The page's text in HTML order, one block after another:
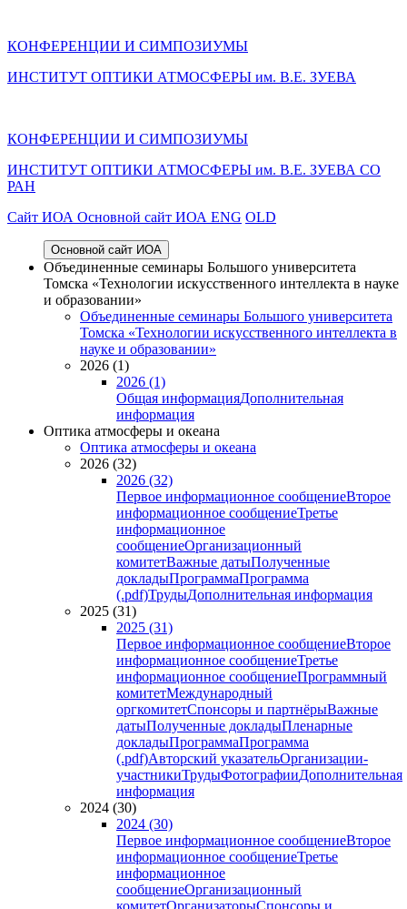
КОНФЕРЕНЦИИ И СИМПОЗИУМЫ
ИНСТИТУТ ОПТИКИ АТМОСФЕРЫ им. В.Е. ЗУЕВА
КОНФЕРЕНЦИИ И СИМПОЗИУМЫ
ИНСТИТУТ ОПТИКИ АТМОСФЕРЫ им. В.Е. ЗУЕВА СО
РАН
Cайт ИОА Основной сайт ИОА ENG OLD
Основной сайт ИОА
Объединенные семинары Большого университета
Томска «Технологии искусственного интеллекта в науке
и образовании»
Объединенные семинары Большого университета
Томска «Технологии искусственного интеллекта в
науке и образовании»
2026 (1)
2026 (1)
Общая информацияДополнительная
информация
Оптика атмосферы и океана
Оптика атмосферы и океана
2026 (32)
2026 (32)
Первое информационное сообщениеВторое
информационное сообщениеТретье
информационное
сообщениеОрганизационный
комитетВажные датыПолученные
докладыПрограммаПрограмма
(.pdf)ТрудыДополнительная информация
2025 (31)
2025 (31)
Первое информационное сообщениеВторое
информационное сообщениеТретье
информационное сообщениеПрограммный
комитетМеждународный
оргкомитетСпонсоры и партнёрыВажные
датыПолученные докладыПленарные
докладыПрограммаПрограмма
(.pdf)Авторский указательОрганизации-
участникиТрудыФотографииДополнительная
информация
2024 (30)
2024 (30)
Первое информационное сообщениеВторое
информационное сообщениеТретье
информационное
сообщениеОрганизационный
комитетОрганизаторыСпонсоры и